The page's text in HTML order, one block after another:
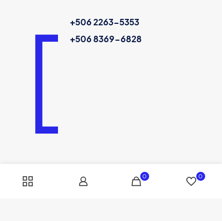
+506 2263-5353
+506 8369-6828
0 0